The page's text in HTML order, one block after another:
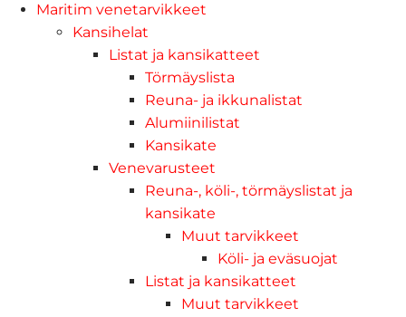
Maritim venetarvikkeet
Kansihelat
Listat ja kansikatteet
Törmäyslista
Reuna- ja ikkunalistat
Alumiinilistat
Kansikate
Venevarusteet
Reuna-, köli-, törmäyslistat ja
kansikate
Muut tarvikkeet
Köli- ja eväsuojat
Listat ja kansikatteet
Muut tarvikkeet